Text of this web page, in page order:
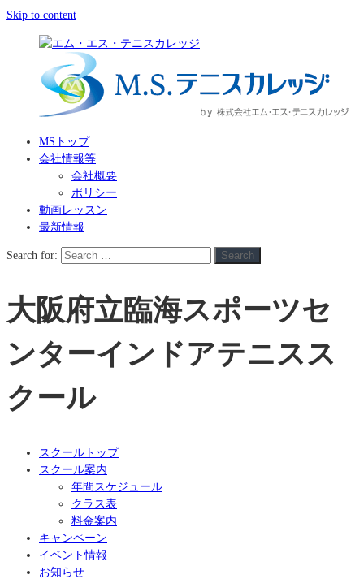
Skip to content
MSトップ
会社情報等
会社概要
ポリシー
動画レッスン
最新情報
Search for: Search
大阪府立臨海スポーツセ
ンターインドアテニスス
クール
スクールトップ
スクール案内
年間スケジュール
クラス表
料金案内
キャンペーン
イベント情報
お知らせ